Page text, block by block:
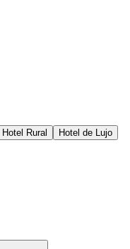
Hotel Rural
Hotel de Lujo